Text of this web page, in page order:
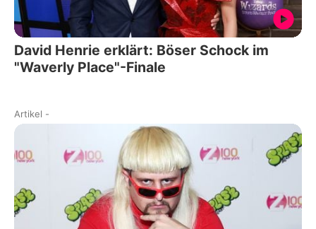
David Henrie erklärt: Böser Schock im
"Waverly Place"-Finale
Artikel -